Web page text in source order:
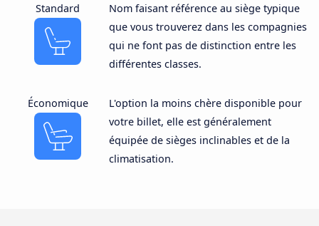
Standard
Nom faisant référence au siège typique
que vous trouverez dans les compagnies
qui ne font pas de distinction entre les
différentes classes.
Économique
L'option la moins chère disponible pour
votre billet, elle est généralement
équipée de sièges inclinables et de la
climatisation.